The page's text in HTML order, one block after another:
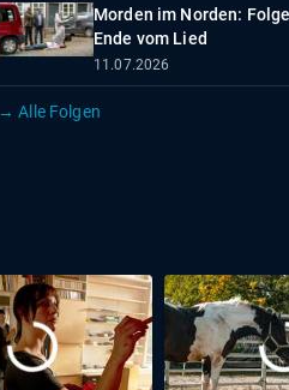
Morden im Norden:
Ende vom Lied
11.07.2026
→ Alle Folgen